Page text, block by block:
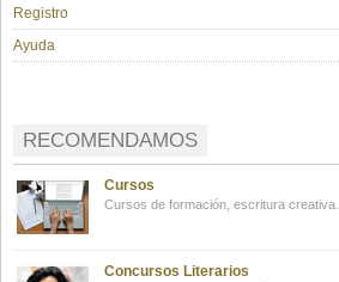
Registro
Ayuda
RECOMENDAMOS
Cursos
Cursos de formación, escritura creativa.
Concursos Literarios